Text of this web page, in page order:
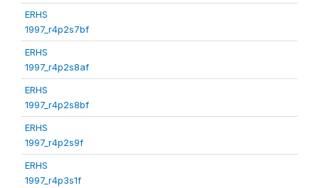
ERHS
1997_r4p2s7bf
ERHS
1997_r4p2s8af
ERHS
1997_r4p2s8bf
ERHS
1997_r4p2s9f
ERHS
1997_r4p3s1f